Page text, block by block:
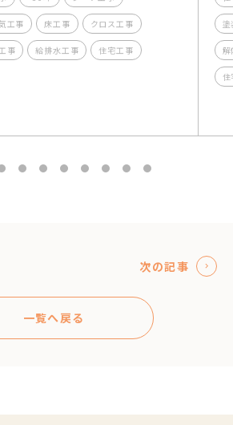
工事 床工事 クロス工事
事 給排水工事 住宅工事
塗
解
住
1
2 3 4 5 6 7 8
次の記事
一覧へ戻る